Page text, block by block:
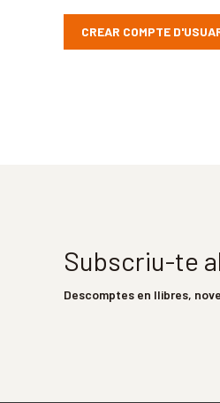
CREAR COMPTE
Subscriu-te
Descomptes en llibres,